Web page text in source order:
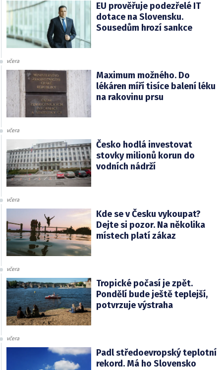
EU prověřuje podezřelé IT
dotace na Slovensku.
Sousedům hrozí sankce
včera
Maximum možného. Do
lékáren míří tisíce balení léku
na rakovinu prsu
včera
Česko hodlá investovat
stovky milionů korun do
vodních nádrží
včera
Kde se v Česku vykoupat?
Dejte si pozor. Na několika
místech platí zákaz
včera
Tropické počasí je zpět.
Pondělí bude ještě teplejší,
potvrzuje výstraha
včera
Padl středoevropský teplotní
rekord. Má ho Slovensko